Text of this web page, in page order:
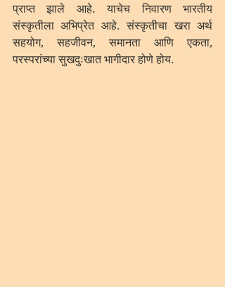
प्राप्त झाले आहे. याचेच निवारण भारतीय
संस्कृतीला अभिप्रेत आहे. संस्कृतीचा खरा अर्थ
सहयोग, सहजीवन, समानता आणि एकता,
परस्परांच्या सुखदुःखात भागीदार होणे होय.